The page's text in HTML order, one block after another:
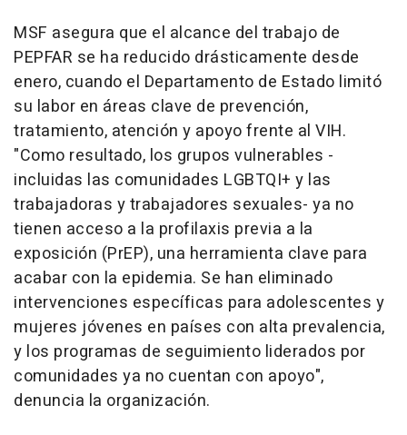
MSF asegura que el alcance del trabajo de
PEPFAR se ha reducido drásticamente desde
enero, cuando el Departamento de Estado limitó
su labor en áreas clave de prevención,
tratamiento, atención y apoyo frente al VIH.
"Como resultado, los grupos vulnerables -
incluidas las comunidades LGBTQI+ y las
trabajadoras y trabajadores sexuales- ya no
tienen acceso a la profilaxis previa a la
exposición (PrEP), una herramienta clave para
acabar con la epidemia. Se han eliminado
intervenciones específicas para adolescentes y
mujeres jóvenes en países con alta prevalencia,
y los programas de seguimiento liderados por
comunidades ya no cuentan con apoyo",
denuncia la organización.